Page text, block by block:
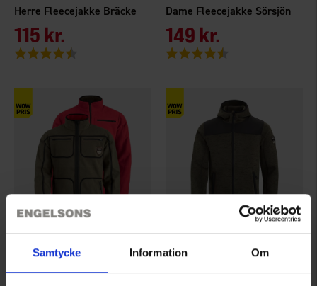
Samtycke Information Om
Herre Fleecejakke Bräcke
115 kr.
Vurdering:
Dame Fleecejakke Sörsjön
149 kr.
Vurdering:
Herre Fleecejakke Mittådalen
Brokared
1736
Herre Fleecejakke Sveg
Brokared